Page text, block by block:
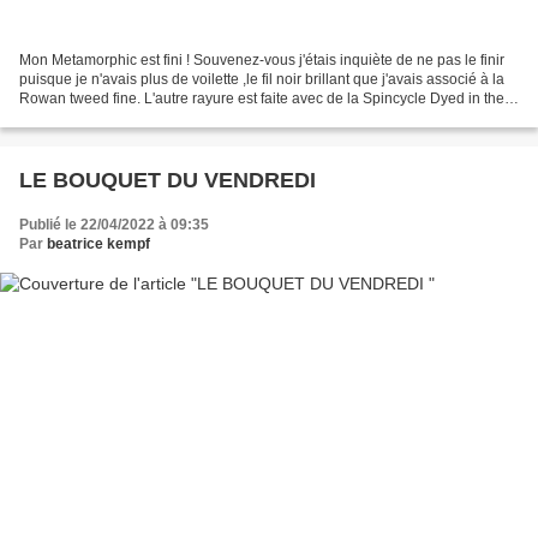
Mon Metamorphic est fini ! Souvenez-vous j'étais inquiète de ne pas le finir
puisque je n'avais plus de voilette ,le fil noir brillant que j'avais associé à la
Rowan tweed fine. L'autre rayure est faite avec de la Spincycle Dyed in the
LE BOUQUET DU VENDREDI
Publié le 22/04/2022 à 09:35
Par beatrice kempf